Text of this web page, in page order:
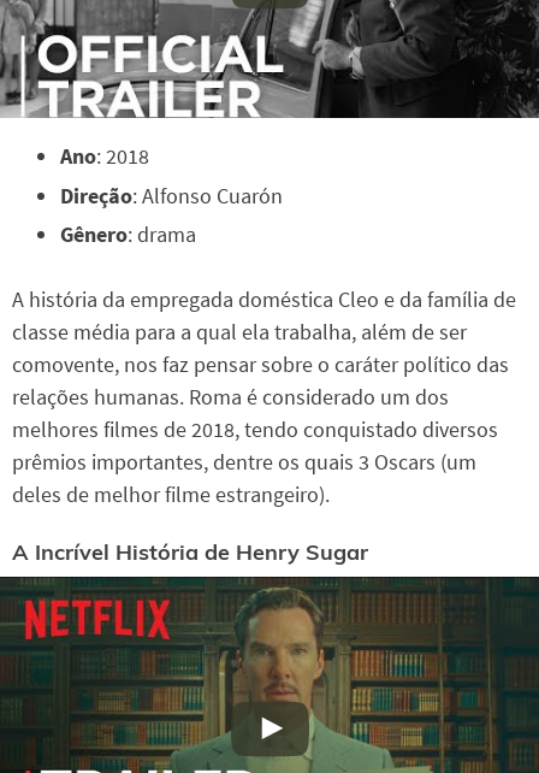
Ano: 2018
Direção: Alfonso Cuarón
Gênero: drama
A história da empregada doméstica Cleo e da família de
classe média para a qual ela trabalha, além de ser
comovente, nos faz pensar sobre o caráter político das
relações humanas. Roma é considerado um dos
melhores filmes de 2018, tendo conquistado diversos
prêmios importantes, dentre os quais 3 Oscars (um
deles de melhor filme estrangeiro).
A Incrível História de Henry Sugar